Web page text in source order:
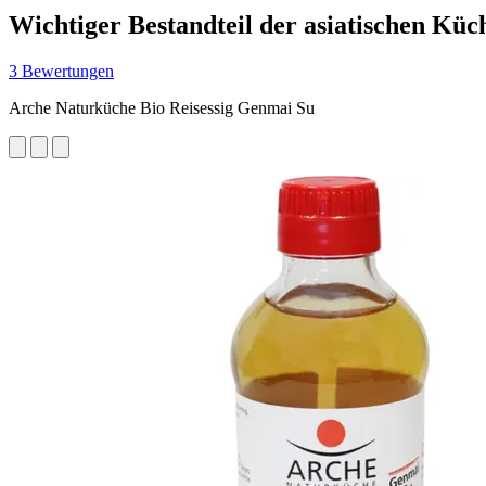
Wichtiger Bestandteil der asiatischen
3 Bewertungen
Arche Naturküche Bio Reisessig Genmai Su